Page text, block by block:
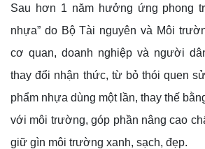
Sau hơn 1 năm hưởng ứng phong
nhựa” do Bộ Tài nguyên và Môi
cơ quan, doanh nghiệp và người
thay đổi nhận thức, từ bỏ thói quen
phẩm nhựa dùng một lần, thay thế
với môi trường, góp phần nâng cao
giữ gìn môi trường xanh, sạch, đẹp.